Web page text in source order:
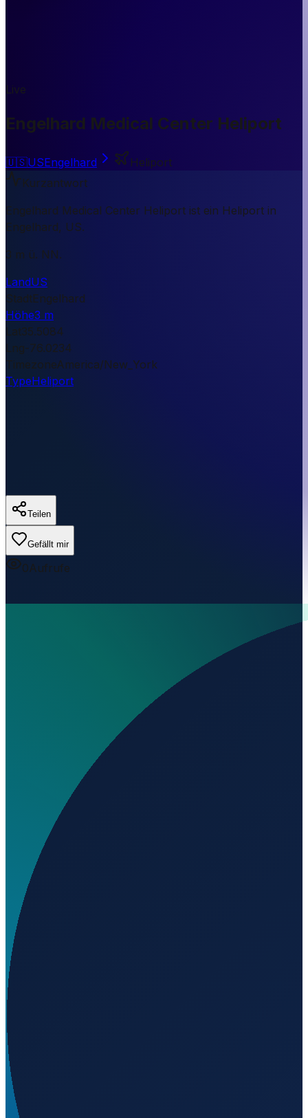
Live
Engelhard Medical Center Heliport
🇺🇸USEngelhard
Heliport
Kurzantwort
Engelhard Medical Center Heliport ist ein Heliport in
Engelhard, US.
3 m ü. NN.
LandUS
StadtEngelhard
Höhe3 m
Lat35.5084
Lng-76.0234
TimezoneAmerica/New_York
TypeHeliport
Teilen
Gefällt mir
0Aufrufe
Heliport?